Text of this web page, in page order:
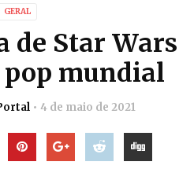
GERAL
de Star Wars
mundial
4 de maio de 2021